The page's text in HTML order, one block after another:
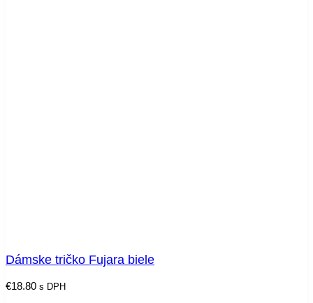
Dámske tričko Fujara biele
€18.80 s DPH